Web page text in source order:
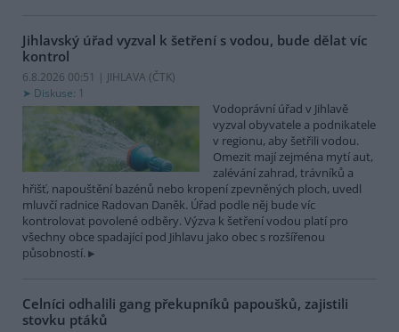
Jihlavský úřad vyzval k šetření s vodou, bude dělat víc
kontrol
6.8.2026 00:51 | JIHLAVA (ČTK)
Diskuse: 1
Vodoprávní úřad v Jihlavě
vyzval obyvatele a podnikatele
v regionu, aby šetřili vodou.
Omezit mají zejména mytí aut,
zalévání zahrad, trávníků a
hřišť, napouštění bazénů nebo kropení zpevněných ploch, uvedl
mluvčí radnice Radovan Daněk. Úřad podle něj bude víc
kontrolovat povolené odběry. Výzva k šetření vodou platí pro
všechny obce spadající pod Jihlavu jako obec s rozšířenou
působností.
Celníci odhalili gang překupníků papoušků, zajistili
stovku ptáků